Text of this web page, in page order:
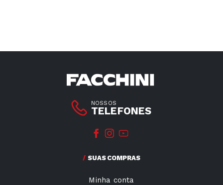
NOSSOS
TELEFONES
SUAS COMPRAS
Minha conta